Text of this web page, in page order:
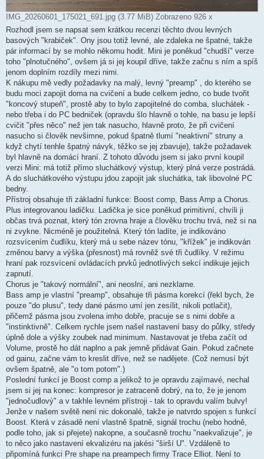
IMG_20260601_175021_691.jpg (3.77 MiB) Zobrazeno 926 x
Rozhodl jsem se napsat sem krátkou recenzi těchto dvou levných
basových "krabiček". Ony jsou totiž levné, ale zdaleka ne špatné, takže
pár informací by se mohlo někomu hodit. Mini je poněkud "chudší" verze
toho "plnotučného", ovšem já si jej koupil dříve, takže začnu s ním a spíš
jenom doplním rozdíly mezi nimi.
K nákupu mě vedly požadavky na malý, levný "preamp" , do kterého se
budu moci zapojit doma na cvičení a bude celkem jedno, co bude tvořit
"koncový stupeň", prostě aby to bylo zapojitelné do comba, sluchátek -
nebo třeba i do PC bedniček (opravdu šlo hlavně o tohle, na basu je lepší
cvičit "přes něco" než jen tak nasucho, hlavně proto, že při cvičení
nasucho si člověk nevšimne, pokud špatně tlumí "neaktivní" struny a
když chytí tenhle špatný návyk, těžko se jej zbavuje), takže požadavek
byl hlavně na domácí hraní. Z tohoto důvodu jsem si jako první koupil
verzi Mini: má totiž přímo sluchátkový výstup, který plná verze postrádá.
A do sluchátkového výstupu jdou zapojit jak sluchátka, tak libovolné PC
bedny.
Přístroj obsahuje tři základní funkce: Boost comp, Bass Amp a Chorus.
Plus integrovanou ladičku. Ladička je sice poněkud primitivní, chvíli ji
občas trvá poznat, který tón zrovna hraje a člověku trochu trvá, než si na
ni zvykne. Nicméně je použitelná. Který tón ladíte, je indikováno
rozsvícením čudlíku, který má u sebe název tónu, "křížek" je indikován
změnou barvy a výška (přesnost) má rovněž své tři čudlíky. V režimu
hraní pak rozsvícení ovládacích prvků jednotlivých sekcí indikuje jejich
zapnutí.
Chorus je "takový normální", ani neoslní, ani nezklame.
Bass amp je vlastní "preamp", obsahuje tři pásma korekcí (řekl bych, že
pouze "do plusu", tedy dané pásmo umí jen zesílit, nikoli potlačit),
přičemž pásma jsou zvolena imho dobře, pracuje se s nimi dobře a
"instinktivně". Celkem rychle jsem našel nastavení basy do půlky, středy
úplně dole a výšky zoubek nad minimum. Nastavovat je třeba začít od
Volume, prostě ho dát naplno a pak jemně přidávat Gain. Pokud začnete
od gainu, začne vám to kreslit dříve, než se nadějete. (Což nemusí být
ovšem špatně, ale "o tom potom".)
Poslední funkcí je Boost comp a jelikož to je opravdu zajímavé, nechal
jsem si jej na konec: kompresor je zatraceně dobrý, na to, že je jenom
"jednočudlový" a v takhle levném přístroji - tak to opravdu valím bulvy!
Jenže v našem světě není nic dokonalé, takže je natvrdo spojen s funkcí
Boost. Která v zásadě není vlastně špatně, signál trochu (nebo hodně,
podle toho, jak si přejete) nakopne, a současně trochu "naekvalizuje", je
to něco jako nastavení ekvalizéru na jakési "širší U". Vzdáleně to
připomíná funkci Pre shape na preampech firmy Trace Elliot. Není to